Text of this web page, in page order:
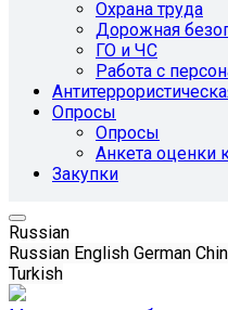
Охрана труда
Дорожная
ГО и ЧС
Работа с
Опросы
Опросы
Анкета оценки
Закупки
Russian
Russian English German
Turkish